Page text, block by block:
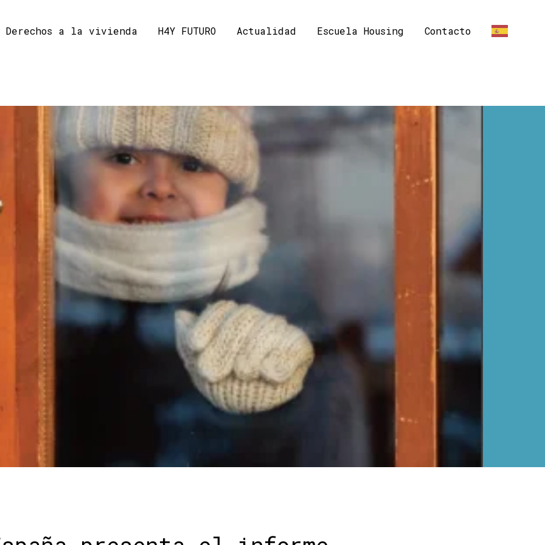
Derechos a la vivienda H4Y FUTURO Actualidad Escuela Housing Contacto ES